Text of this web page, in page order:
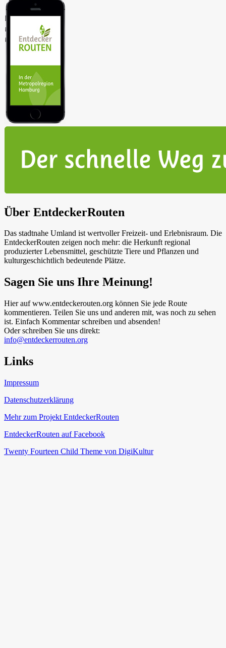
Über EntdeckerRouten
Das stadtnahe Umland ist wertvoller Freizeit- und Erlebnisraum. Die
EntdeckerRouten zeigen noch mehr: die Herkunft regional
produzierter Lebensmittel, geschützte Tiere und Pflanzen und
kulturgeschichtlich bedeutende Plätze.
Sagen Sie uns Ihre Meinung!
Hier auf www.entdeckerouten.org können Sie jede Route
kommentieren. Teilen Sie uns und anderen mit, was noch zu sehen
ist. Einfach Kommentar schreiben und absenden!
Oder schreiben Sie uns direkt:
info@entdeckerrouten.org
Links
Impressum
Datenschutzerklärung
Mehr zum Projekt EntdeckerRouten
EntdeckerRouten auf Facebook
Twenty Fourteen Child Theme von DigiKultur